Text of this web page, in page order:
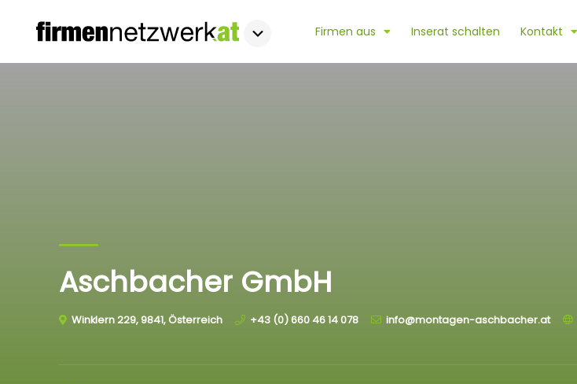
Firmen aus Inserat schalten Kontakt
Aschbacher GmbH
Winklern 229, 9841, Österreich +43 (0) 660 46 14 078 info@montagen-aschbacher.at